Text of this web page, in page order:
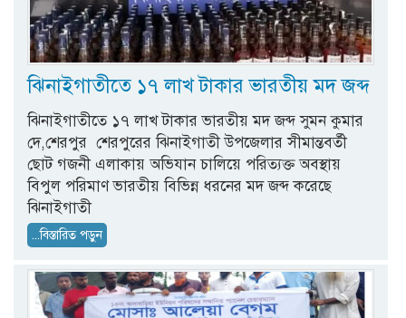
ঝিনাইগাতীতে ১৭ লাখ টাকার ভারতীয় মদ জব্দ
ঝিনাইগাতীতে ১৭ লাখ টাকার ভারতীয় মদ জব্দ সুমন কুমার
দে,শেরপুর শেরপুরের ঝিনাইগাতী উপজেলার সীমান্তবর্তী
ছোট গজনী এলাকায় অভিযান চালিয়ে পরিত্যক্ত অবস্থায়
বিপুল পরিমাণ ভারতীয় বিভিন্ন ধরনের মদ জব্দ করেছে
ঝিনাইগাতী
...বিস্তারিত পড়ুন